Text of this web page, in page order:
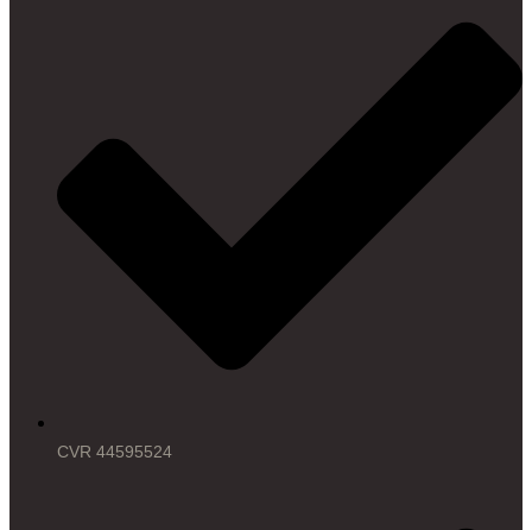
CVR 44595524